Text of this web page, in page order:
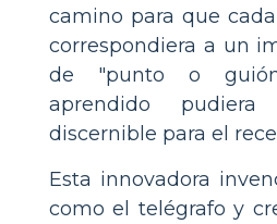
camino para que
correspondiera a un
de "punto o
aprendido
discernible para el
Esta innovadora
como el telégrafo y